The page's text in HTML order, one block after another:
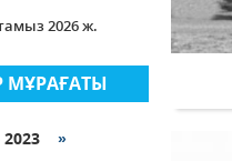
2026 ж.
2023 »